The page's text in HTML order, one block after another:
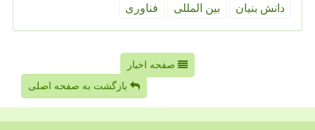
دانش بنیان
بین المللی فناوری
صفحه اخبار
بازگشت به صفحه اصلی